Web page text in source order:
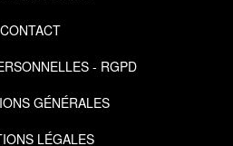
CONTACT
- RGPD
GÉNÉRALES
LÉGALES